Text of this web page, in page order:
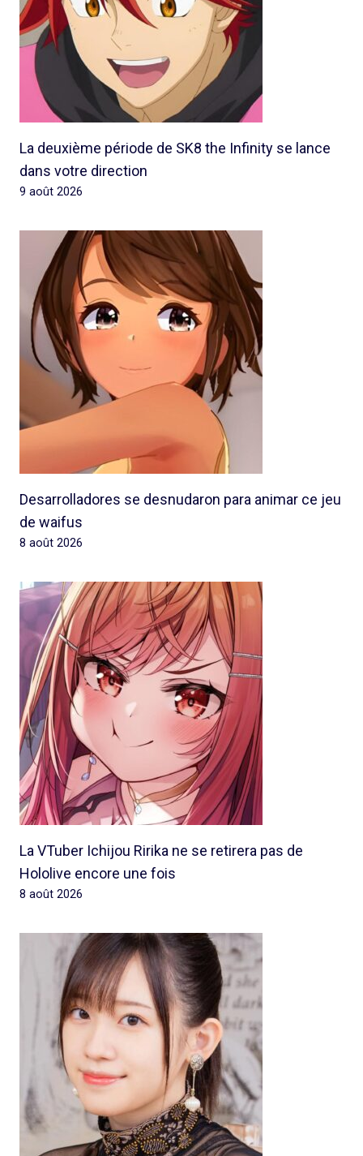
La deuxième période de SK8 the Infinity se lance
dans votre direction
9 août 2026
Desarrolladores se desnudaron para animar ce jeu
de waifus
8 août 2026
La VTuber Ichijou Ririka ne se retirera pas de
Hololive encore une fois
8 août 2026